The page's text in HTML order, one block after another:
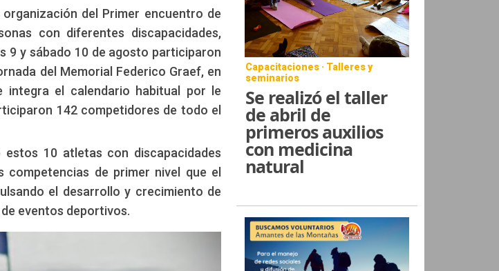
del Primer encuentro de
con diferentes discapacidades,
9 y sábado 10 de agosto participaron
del Memorial Federico Graef, en
integra el calendario habitual por le
142 competidores de todo el
10 atletas con discapacidades
de primer nivel que el
el desarrollo y crecimiento de
eventos deportivos.
Capacitaciones · Talleres y
seminarios
Se realizó el taller
de abril de
primeros auxilios
con medicina
natural